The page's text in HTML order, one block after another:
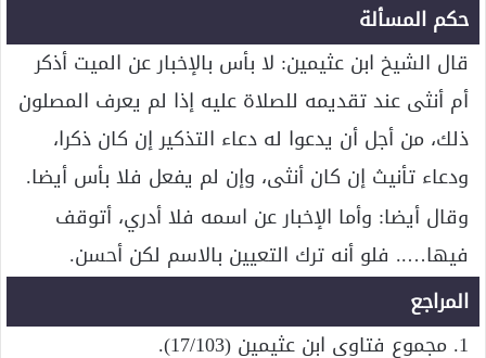
حكم المسألة
قال الشيخ ابن عثيمين: لا بأس بالإخبار عن الميت أذكر
أم أنثى عند تقديمه للصلاة عليه إذا لم يعرف المصلون
ذلك، من أجل أن يدعوا له دعاء التذكير إن كان ذكرا،
ودعاء تأنيث إن كان أنثى، وإن لم يفعل فلا بأس أيضا.
وقال أيضا: وأما الإخبار عن اسمه فلا أدري، أتوقف
فيها….. فلو أنه ترك التعيين بالاسم لكن أحسن.
المراجع
1. مجموع فتاوى ابن عثيمين (17/103).